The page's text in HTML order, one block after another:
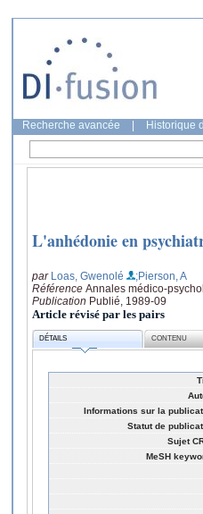
Recherche avancée Historique
L'anhédonie en
par Loas, Gwenolé
;Pierson, A
Référence Annales médico-
Publication Publié, 1989-09
Article révisé par les pairs
DÉTAILS CONTENU
Informations sur la
Statut de
Sujet
MeSH